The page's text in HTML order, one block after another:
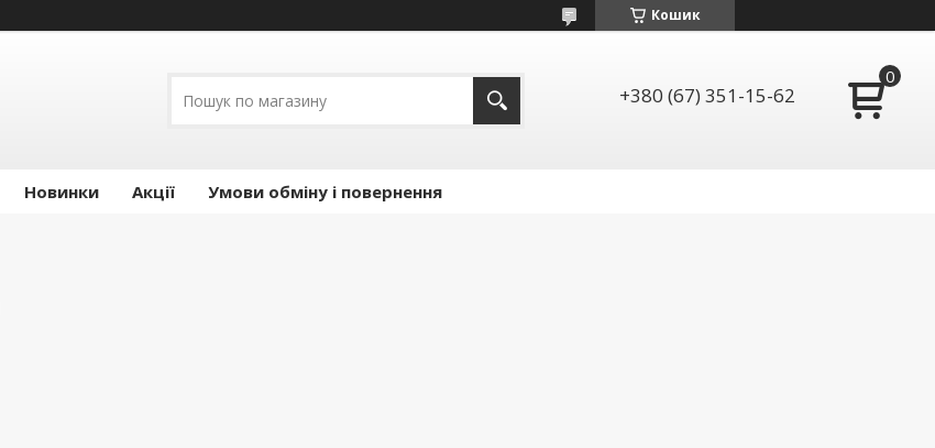
Кошик
+380 (67) 351-15-62
Новинки Акції Умови обміну і повернення